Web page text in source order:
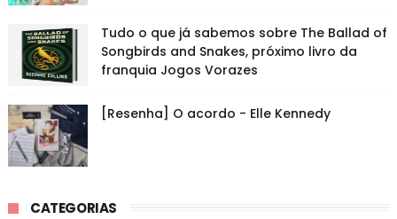
Tudo o que já sabemos sobre The Ballad of
Songbirds and Snakes, próximo livro da
franquia Jogos Vorazes
[Resenha] O acordo - Elle Kennedy
CATEGORIAS